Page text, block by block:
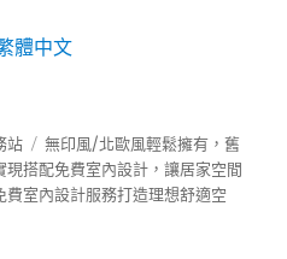
體中文
站
無印風/北歐風輕鬆擁有，舊
搭配免費室內設計，讓居家空間
費室內設計服務打造理想舒適空